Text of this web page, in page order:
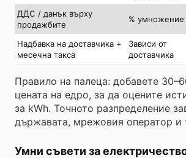
ДДС / данък върху
продажбите
% умножение
Надбавка на доставчика +
месечна такса
Зависи от
доставчика
Правило на палеца: добавете
цената на едро, за да оцените
за kWh. Точното разпределение
държавата, мрежовия оператор и
Умни съвети за